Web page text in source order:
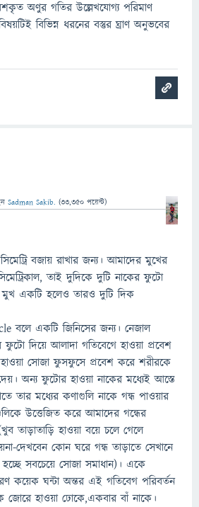
অণুর গতির উল্লেখযোগ্য পরিমাণ
বিভিন্ন ধরনের বস্তুর ঘ্রাণ অনুভবের
Sadman Sakib. (33,350 পয়েন্ট)
বজায় রাখার জন্য। আমাদের মুখের
তাই দুদিকে দুটি নাকের ফুটো
মুখ একটি হলেও তারও দুটি দিক
বলে একটি জিনিসের জন্য। নেজাল
ফুটো দিয়ে আলাদা গতিবেগে হাওয়া প্রবেশ
সোজা ফুসফুসে প্রবেশ করে শরীরকে
অন্য ফুটোর হাওয়া নাকের মধ্যেই আস্তে
তার মধ্যের কণাগুলি নাকে গন্ধ পাওয়ার
উত্তেজিত করে আমাদের গন্ধের
তাড়াতাড়ি হাওয়া বয়ে চলে গেলে
দেখবেন কোন ঘরে গন্ধ তাড়াতে সেখানে
হচ্ছে সবচেয়ে সোজা সমাধান)। একে
কয়েক ঘন্টা অন্তর এই গতিবেগ পরিবর্তন
জোরে হাওয়া ঢোকে,একবার বাঁ নাকে।